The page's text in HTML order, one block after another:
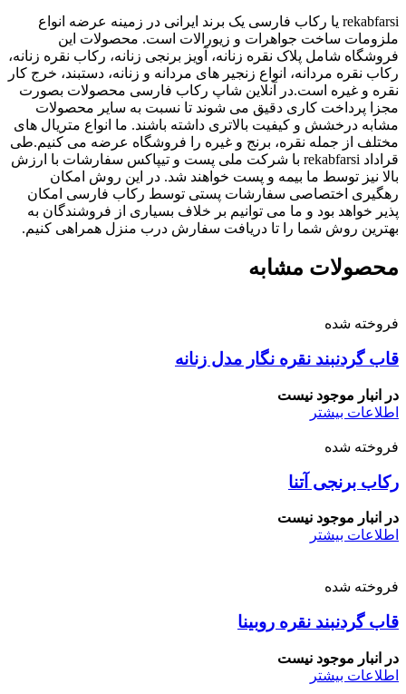
rekabfarsi یا رکاب فارسی یک برند ایرانی در زمینه عرضه انواع
ملزومات ساخت جواهرات و زیورالات است. محصولات این
فروشگاه شامل پلاک نقره زنانه، آویز برنجی زنانه، رکاب نقره زنانه،
رکاب نقره مردانه، انواع زنجیر های مردانه و زنانه، دستبند، خرج کار
نقره و غیره است.در آنلاین شاپ رکاب فارسی محصولات بصورت
مجزا پرداخت کاری دقیق می شوند تا نسبت به سایر محصولات
مشابه درخشش و کیفیت بالاتری داشته باشند. ما انواع متریال های
مختلف از جمله نقره، برنج و غیره را فروشگاه عرضه می کنیم.طی
قراداد rekabfarsi با شرکت ملی پست و تیپاکس سفارشات با ارزش
بالا نیز توسط ما بیمه و پست خواهند شد. در این روش امکان
رهگیری اختصاصی سفارشات پستی توسط رکاب فارسی امکان
پذیر خواهد بود و ما می توانیم بر خلاف بسیاری از فروشندگان به
بهترین روش شما را تا دریافت سفارش درب منزل همراهی کنیم.
محصولات مشابه
فروخته شده
قاب گردنبند نقره نگار مدل زنانه
در انبار موجود نیست
اطلاعات بیشتر
فروخته شده
رکاب برنجی آتنا
در انبار موجود نیست
اطلاعات بیشتر
فروخته شده
قاب گردنبند نقره روبینا
در انبار موجود نیست
اطلاعات بیشتر